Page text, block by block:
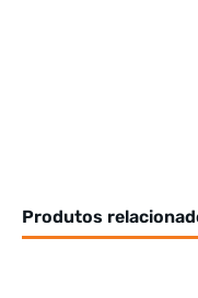
Produtos